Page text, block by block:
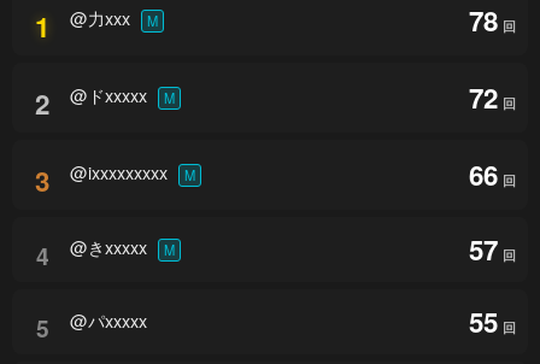
1 @力xxx M 78 回
2 @ドxxxxx M 72 回
3 @ixxxxxxxxx M 66 回
4 @きxxxxx M 57 回
5 @パxxxxx 55 回